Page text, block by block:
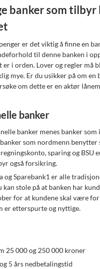
banker som tilbyr
er det viktig å finne en
til denne banken i
er i orden. Lover og regler må
mye. Er du usikker på om
om dette er en aktør
banker
banker menes banker
som nordmenn benytter
sparing og BSU
også forsikring.
og Sparebank1 er alle
kan stole på at banken har
for at kundene skal være
er etterspurte og nyttige.
25 000 og 250 000 kroner
5 års nedbetalingstid